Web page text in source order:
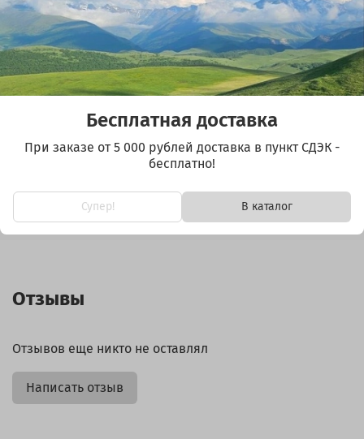
(0) В избранное
Описание
Сумка скрутка для инструмента
Отзывы
Отзывов еще никто не оставлял
Написать отзыв
Бесплатная доставка
При заказе от 5 000 рублей доставка в пункт СДЭК -
бесплатно!
Супер! В каталог